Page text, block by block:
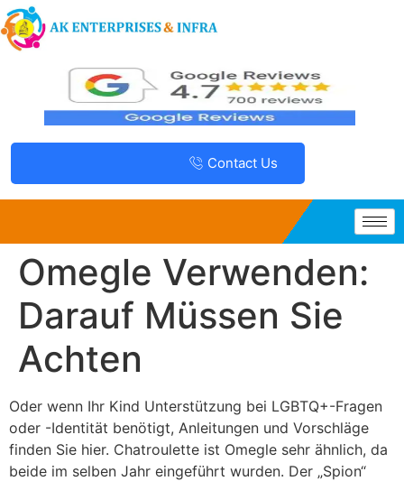
Contact Us
Omegle Verwenden:
Darauf Müssen Sie
Achten
Oder wenn Ihr Kind Unterstützung bei LGBTQ+-Fragen
oder -Identität benötigt, Anleitungen und Vorschläge
finden Sie hier. Chatroulette ist Omegle sehr ähnlich, da
beide im selben Jahr eingeführt wurden. Der „Spion“